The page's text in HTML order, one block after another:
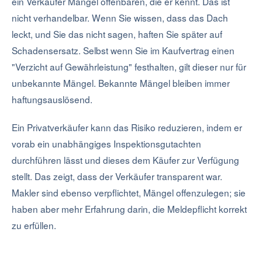
nicht verhandelbar. Wenn Sie wissen, dass das Dach
leckt, und Sie das nicht sagen, haften Sie später auf
Schadensersatz. Selbst wenn Sie im Kaufvertrag einen
"Verzicht auf Gewährleistung" festhalten, gilt dieser nur für
unbekannte Mängel. Bekannte Mängel bleiben immer
haftungsauslösend.
Ein Privatverkäufer kann das Risiko reduzieren, indem er
vorab ein unabhängiges Inspektionsgutachten
durchführen lässt und dieses dem Käufer zur Verfügung
stellt. Das zeigt, dass der Verkäufer transparent war.
Makler sind ebenso verpflichtet, Mängel offenzulegen; sie
haben aber mehr Erfahrung darin, die Meldepflicht korrekt
zu erfüllen.